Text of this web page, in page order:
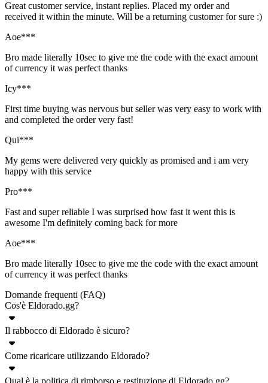
Great customer service, instant replies. Placed my order and
received it within the minute. Will be a returning customer for sure :)
Aoe***
Bro made literally 10sec to give me the code with the exact amount
of currency it was perfect thanks
Icy***
First time buying was nervous but seller was very easy to work with
and completed the order very fast!
Qui***
My gems were delivered very quickly as promised and i am very
happy with this service
Pro***
Fast and super reliable I was surprised how fast it went this is
awesome I'm definitely coming back for more
Aoe***
Bro made literally 10sec to give me the code with the exact amount
of currency it was perfect thanks
Domande frequenti (FAQ)
Cos'è Eldorado.gg?
Eldorado.gg è un marketplace online che offre un'ampia varietà di
prodotti per videogiochi: valuta, account, oggetti, servizi di boosting
e ricariche. Eldorado supporta numerosi giochi popolari, dove è
possibile acquistare e vendere prodotti e servizi con denaro reale.
Il rabbocco di Eldorado è sicuro?
Sì, le ricariche per qualsiasi gioco elencato su Eldorado.gg sono
completamente sicure. Ciò è garantito da TradeShield™, il nostro
Come ricaricare utilizzando Eldorado?
Qual è la politica di rimborso e restituzione di Eldorado.gg?